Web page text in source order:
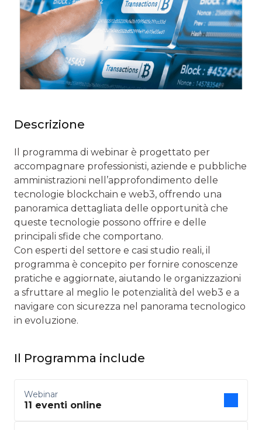
Descrizione
Il programma di webinar è progettato per
accompagnare professionisti, aziende e pubbliche
amministrazioni nell’approfondimento delle
tecnologie blockchain e web3, offrendo una
panoramica dettagliata delle opportunità che
queste tecnologie possono offrire e delle
principali sfide che comportano.
Con esperti del settore e casi studio reali, il
programma è concepito per fornire conoscenze
pratiche e aggiornate, aiutando le organizzazioni
a sfruttare al meglio le potenzialità del web3 e a
navigare con sicurezza nel panorama tecnologico
in evoluzione.
Il Programma include
Webinar
11 eventi online